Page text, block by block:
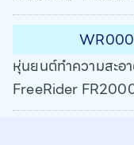
หุ่นยนต์ทำความสะอ
FreeRider